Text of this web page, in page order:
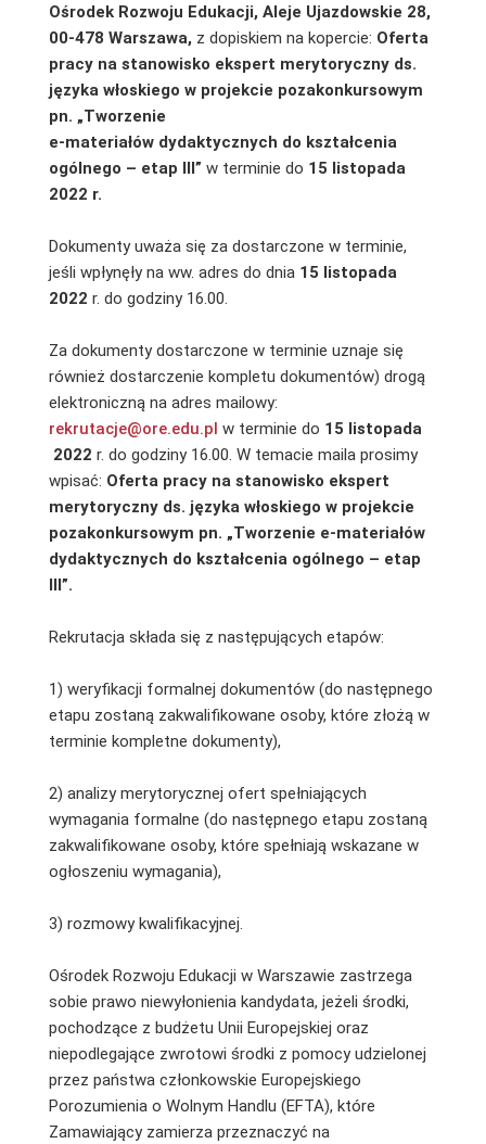
Ośrodek Rozwoju Edukacji, Aleje Ujazdowskie 28,
00-478 Warszawa, z dopiskiem na kopercie: Oferta
pracy na stanowisko ekspert merytoryczny ds.
języka włoskiego w projekcie pozakonkursowym
pn. „Tworzenie
e-materiałów dydaktycznych do kształcenia
ogólnego – etap III” w terminie do 15 listopada
2022 r.
Dokumenty uważa się za dostarczone w terminie,
jeśli wpłynęły na ww. adres do dnia 15 listopada
2022 r. do godziny 16.00.
Za dokumenty dostarczone w terminie uznaje się
również dostarczenie kompletu dokumentów) drogą
elektroniczną na adres mailowy:
rekrutacje@ore.edu.pl w terminie do 15 listopada
2022 r. do godziny 16.00. W temacie maila prosimy
wpisać: Oferta pracy na stanowisko ekspert
merytoryczny ds. języka włoskiego w projekcie
pozakonkursowym pn. „Tworzenie e-materiałów
dydaktycznych do kształcenia ogólnego – etap
III”.
Rekrutacja składa się z następujących etapów:
1) weryfikacji formalnej dokumentów (do następnego
etapu zostaną zakwalifikowane osoby, które złożą w
terminie kompletne dokumenty),
2) analizy merytorycznej ofert spełniających
wymagania formalne (do następnego etapu zostaną
zakwalifikowane osoby, które spełniają wskazane w
ogłoszeniu wymagania),
3) rozmowy kwalifikacyjnej.
Ośrodek Rozwoju Edukacji w Warszawie zastrzega
sobie prawo niewyłonienia kandydata, jeżeli środki,
pochodzące z budżetu Unii Europejskiej oraz
niepodlegające zwrotowi środki z pomocy udzielonej
przez państwa członkowskie Europejskiego
Porozumienia o Wolnym Handlu (EFTA), które
Zamawiający zamierza przeznaczyć na